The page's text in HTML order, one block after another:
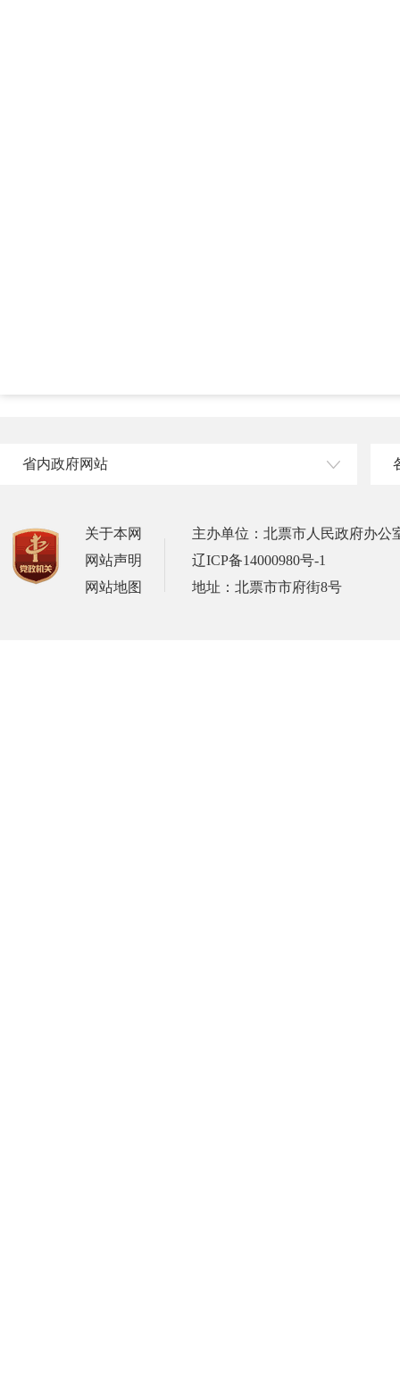
省内政府网站
关于本网
网站声明
网站地图
主办单位：北票市人民政府办公
辽ICP备14000980号-1
地址：北票市市府街8号